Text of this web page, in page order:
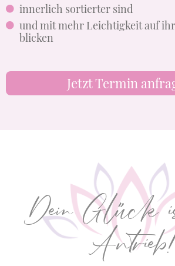
innerlich sortierter sind
und mit mehr Leichtigkeit auf
blicken
Jetzt Termin
Dein Glück
Antrieb!